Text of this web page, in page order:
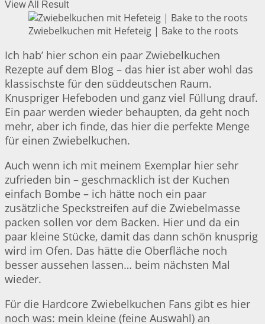
View All Result
Zwiebelkuchen mit Hefeteig | Bake to the roots
Ich hab’ hier schon ein paar Zwiebelkuchen
Rezepte auf dem Blog – das hier ist aber wohl das
klassischste für den süddeutschen Raum.
Knuspriger Hefeboden und ganz viel Füllung drauf.
Ein paar werden wieder behaupten, da geht noch
mehr, aber ich finde, das hier die perfekte Menge
für einen Zwiebelkuchen.
Auch wenn ich mit meinem Exemplar hier sehr
zufrieden bin – geschmacklich ist der Kuchen
einfach Bombe – ich hätte noch ein paar
zusätzliche Speckstreifen auf die Zwiebelmasse
packen sollen vor dem Backen. Hier und da ein
paar kleine Stücke, damit das dann schön knusprig
wird im Ofen. Das hätte die Oberfläche noch
besser aussehen lassen… beim nächsten Mal
wieder.
Für die Hardcore Zwiebelkuchen Fans gibt es hier
noch was: mein kleine (feine Auswahl) an